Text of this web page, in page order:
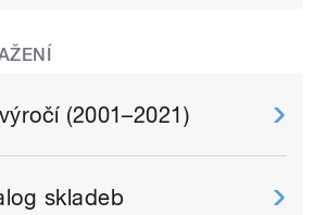
(2001–2021)
skladeb